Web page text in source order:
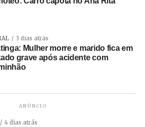
3 dias atrás
Mulher morre e marido fica em
grave após acidente com
ANÚNCIO
4 dias atrás